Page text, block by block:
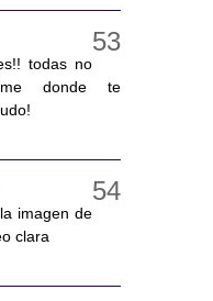
todas no
donde te
imagen de
clara